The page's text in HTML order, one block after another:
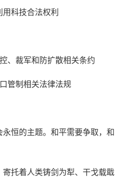
用科技合法权利
、裁军和防扩散相关条约
管制相关法律法规
恒的主题。和平需要争取，和
托着人类铸剑为犁、干戈载戢